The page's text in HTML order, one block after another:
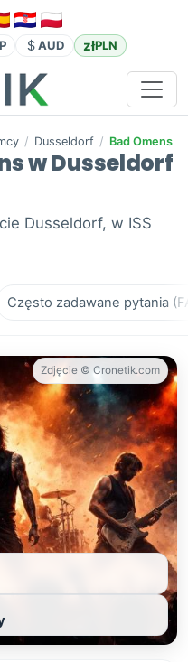
AUD złPLN
/ Dusseldorf / Bad Omens
w Dusseldorf
Dusseldorf, w ISS
Często zadawane pytania
Zdjęcie © Cronetik.com